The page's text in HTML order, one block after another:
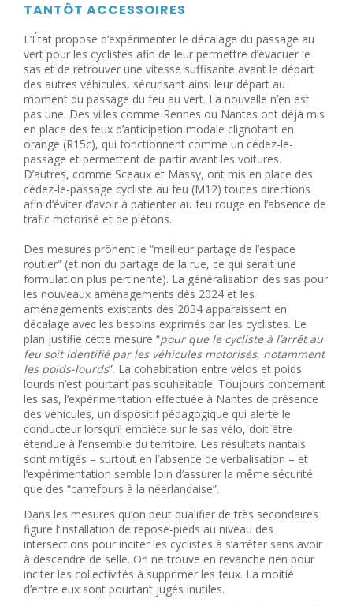
TANTÔT ACCESSOIRES
L’État propose d’expérimenter le décalage du passage au
vert pour les cyclistes afin de leur permettre d’évacuer le
sas et de retrouver une vitesse suffisante avant le départ
des autres véhicules, sécurisant ainsi leur départ au
moment du passage du feu au vert. La nouvelle n’en est
pas une. Des villes comme Rennes ou Nantes ont déjà mis
en place des feux d’anticipation modale clignotant en
orange (R15c), qui fonctionnent comme un cédez-le-
passage et permettent de partir avant les voitures.
D’autres, comme Sceaux et Massy, ont mis en place des
cédez-le-passage cycliste au feu (M12) toutes directions
afin d’éviter d’avoir à patienter au feu rouge en l’absence de
trafic motorisé et de piétons.
Des mesures prônent le “meilleur partage de l’espace
routier” (et non du partage de la rue, ce qui serait une
formulation plus pertinente). La généralisation des sas pour
les nouveaux aménagements dès 2024 et les
aménagements existants dès 2034 apparaissent en
décalage avec les besoins exprimés par les cyclistes. Le
plan justifie cette mesure “pour que le cycliste à l’arrêt au
feu soit identifié par les véhicules motorisés, notamment
les poids-lourds”. La cohabitation entre vélos et poids
lourds n’est pourtant pas souhaitable. Toujours concernant
les sas, l’expérimentation effectuée à Nantes de présence
des véhicules, un dispositif pédagogique qui alerte le
conducteur lorsqu’il empiète sur le sas vélo, doit être
étendue à l’ensemble du territoire. Les résultats nantais
sont mitigés – surtout en l’absence de verbalisation – et
l’expérimentation semble loin d’assurer la même sécurité
que des “carrefours à la néerlandaise”.
Dans les mesures qu’on peut qualifier de très secondaires
figure l’installation de repose-pieds au niveau des
intersections pour inciter les cyclistes à s’arrêter sans avoir
à descendre de selle. On ne trouve en revanche rien pour
inciter les collectivités à supprimer les feux. La moitié
d’entre eux sont pourtant jugés inutiles.